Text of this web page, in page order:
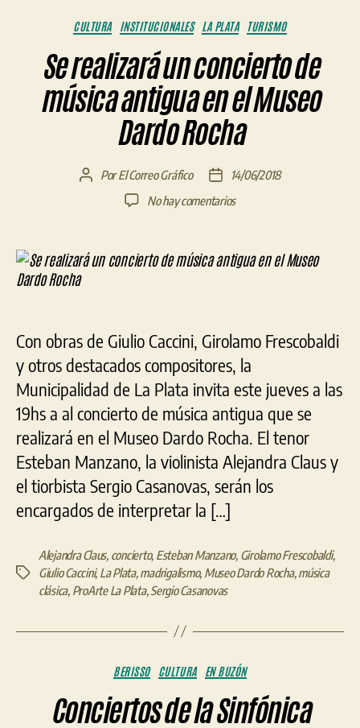
Categorías
CULTURA INSTITUCIONALES LA PLATA TURISMO
Se realizará un concierto de
música antigua en el Museo
Dardo Rocha
AutorPorEl Correo Gráfico
Fecha14/06/2018
No hay comentariosen
un
concierto
en
el
Museo
Dardo
Rocha
Con obras de Giulio Caccini, Girolamo Frescobaldi
y otros destacados compositores, la
Municipalidad de La Plata invita este jueves a las
19hs a al concierto de música antigua que se
realizará en el Museo Dardo Rocha. El tenor
Esteban Manzano, la violinista Alejandra Claus y
el tiorbista Sergio Casanovas, serán los
encargados de interpretar la […]
Etiquetas
Alejandra Claus, concierto, Esteban Manzano, Girolamo Frescobaldi,
Giulio Caccini, La Plata, madrigalismo, Museo Dardo Rocha, música
clásica, ProArte La Plata, Sergio Casanovas
Categorías
BERISSO CULTURA EN BUZÓN
Conciertos de la Sinfónica